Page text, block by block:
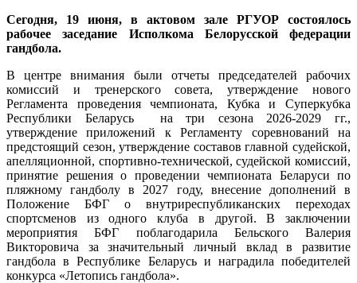
Сегодня, 19 июня, в актовом зале РГУОР состоялось
рабочее заседание Исполкома Белорусской федерации
гандбола.
В центре внимания были отчеты председателей рабочих
комиссий и тренерского совета, утверждение нового
Регламента проведения чемпионата, Кубка и Суперкубка
Республики Беларусь на три сезона 2026-2029 гг.,
утверждение приложений к Регламенту соревнований на
предстоящий сезон, утверждение составов главной судейской,
апелляционной, спортивно-технической, судейской комиссий,
принятие решения о проведении чемпионата Беларуси по
пляжному гандболу в 2027 году, внесение дополнений в
Положение БФГ о внутриреспубликанских переходах
спортсменов из одного клуба в другой. В заключении
мероприятия БФГ поблагодарила Бельского Валерия
Викторовича за значительный личный вклад в развитие
гандбола в Республике Беларусь и наградила победителей
конкурса «Летопись гандбола».